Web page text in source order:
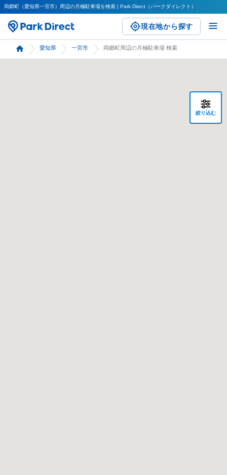
両郷町（愛知県一宮市）周辺の月極駐車場を検索 | Park Direct（パークダイレクト）
現在地から探す
愛知県 一宮市 両郷町周辺の月極駐車場 検索
絞り込む